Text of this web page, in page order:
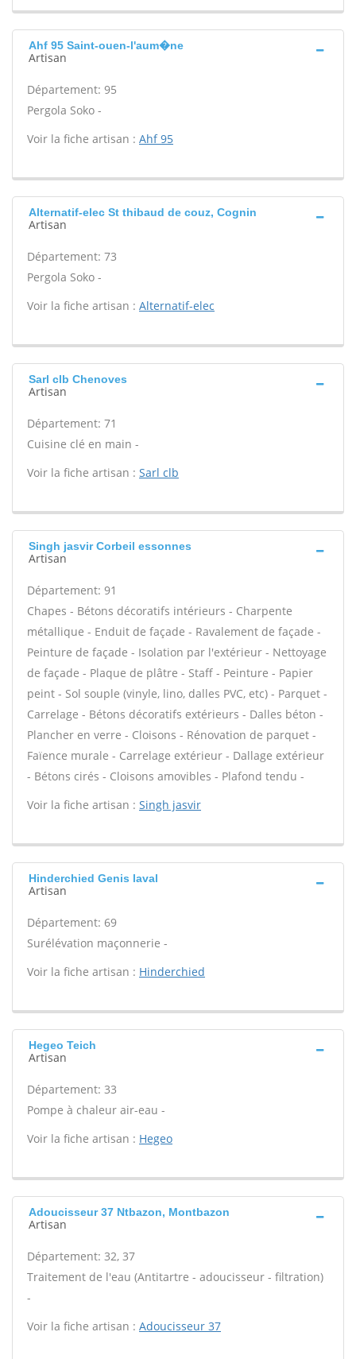
Ahf 95 Saint-ouen-l'aum�ne
Artisan
Département: 95
Pergola Soko -
Voir la fiche artisan : Ahf 95
Alternatif-elec St thibaud de couz, Cognin
Artisan
Département: 73
Pergola Soko -
Voir la fiche artisan : Alternatif-elec
Sarl clb Chenoves
Artisan
Département: 71
Cuisine clé en main -
Voir la fiche artisan : Sarl clb
Singh jasvir Corbeil essonnes
Artisan
Département: 91
Chapes - Bétons décoratifs intérieurs - Charpente
métallique - Enduit de façade - Ravalement de façade -
Peinture de façade - Isolation par l'extérieur - Nettoyage
de façade - Plaque de plâtre - Staff - Peinture - Papier
peint - Sol souple (vinyle, lino, dalles PVC, etc) - Parquet -
Carrelage - Bétons décoratifs extérieurs - Dalles béton -
Plancher en verre - Cloisons - Rénovation de parquet -
Faïence murale - Carrelage extérieur - Dallage extérieur
- Bétons cirés - Cloisons amovibles - Plafond tendu -
Voir la fiche artisan : Singh jasvir
Hinderchied Genis laval
Artisan
Département: 69
Surélévation maçonnerie -
Voir la fiche artisan : Hinderchied
Hegeo Teich
Artisan
Département: 33
Pompe à chaleur air-eau -
Voir la fiche artisan : Hegeo
Adoucisseur 37 Ntbazon, Montbazon
Artisan
Département: 32, 37
Traitement de l'eau (Antitartre - adoucisseur - filtration)
-
Voir la fiche artisan : Adoucisseur 37